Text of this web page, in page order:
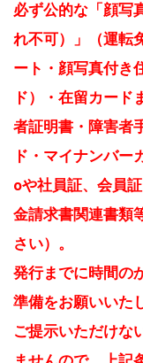
必ず公的な「顔写
れ不可）」（運転
ート・顔写真付き
ド）・在留カード
者証明書・障害者
ド・マイナンバー
oや社員証、会員
金請求書関連書類
さい）。
発行までに時間の
準備をお願いいた
ご提示いただけな